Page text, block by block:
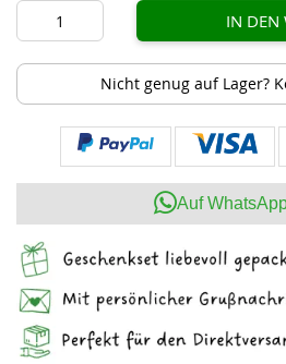
IN DEN
Nicht genug auf Lager?
Auf